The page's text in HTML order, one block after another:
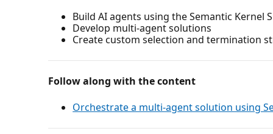
Build AI agents using the Semantic Kernel
Develop multi-agent solutions
Create custom selection and termination
Follow along with the content
Orchestrate a multi-agent solution using